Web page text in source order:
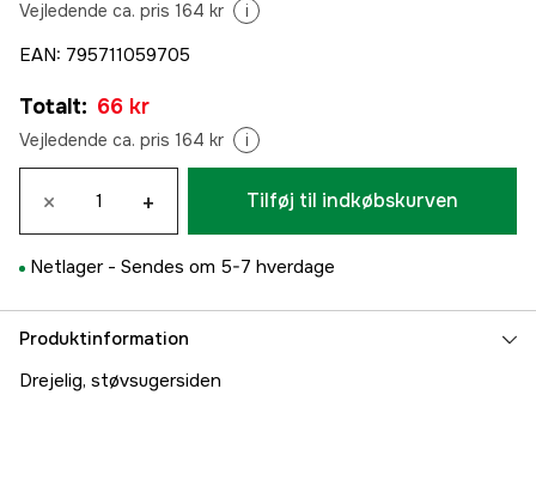
Vejledende ca. pris 164 kr i
EAN: 795711059705
Totalt: 66 kr
Vejledende ca. pris 164 kr i
× + Tilføj til indkøbskurven
Netlager - Sendes om 5-7 hverdage
Produktinformation
Drejelig, støvsugersiden